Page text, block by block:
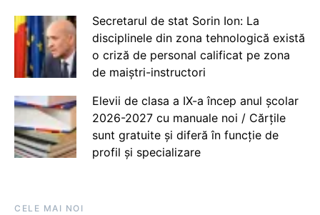
Secretarul de stat Sorin Ion: La
disciplinele din zona tehnologică există
o criză de personal calificat pe zona
de maiștri-instructori
Elevii de clasa a IX-a încep anul școlar
2026-2027 cu manuale noi / Cărțile
sunt gratuite și diferă în funcție de
profil și specializare
CELE MAI NOI